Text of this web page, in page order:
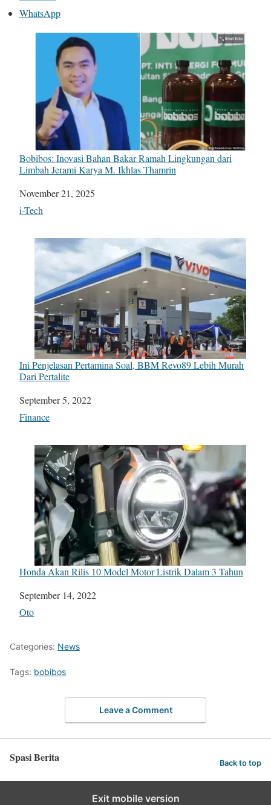
WhatsApp
Bobibos: Inovasi Bahan Bakar Ramah Lingkungan dari
Limbah Jerami Karya M. Ikhlas Thamrin
Date
November 21, 2025
In relation to
i-Tech
Ini Penjelasan Pertamina Soal, BBM Revo89 Lebih Murah
Dari Pertalite
Date
September 5, 2022
In relation to
Finance
Honda Akan Rilis 10 Model Motor Listrik Dalam 3 Tahun
Date
September 14, 2022
In relation to
Oto
Categories: News
Tags: bobibos
Leave a Comment
Spasi Berita Back to top
Exit mobile version